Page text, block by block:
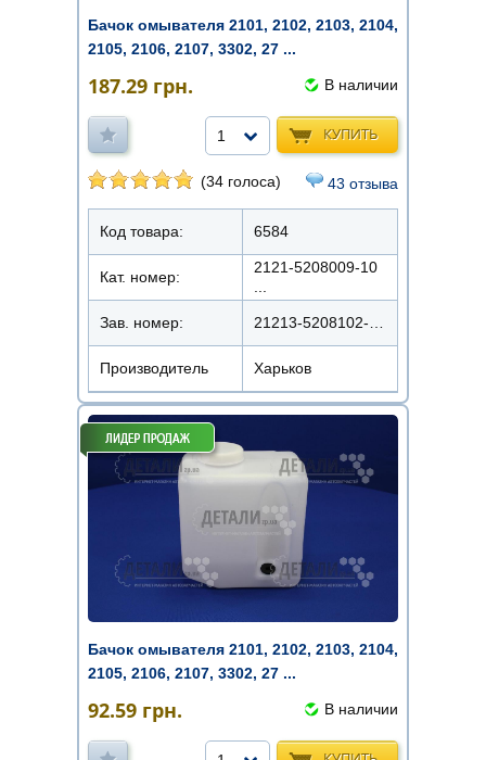
Бачок омывателя 2101, 2102, 2103, 2104,
2105, 2106, 2107, 3302, 27 ...
187.29 грн. В наличии
КУПИТЬ
1
(34 голоса) 43 отзыва
Код товара: 6584
Кат. номер:
2121-5208009-10
...
Зав. номер: 21213-5208102-20АРК
Производитель Харьков
Бачок омывателя 2101, 2102, 2103, 2104,
2105, 2106, 2107, 3302, 27 ...
92.59 грн. В наличии